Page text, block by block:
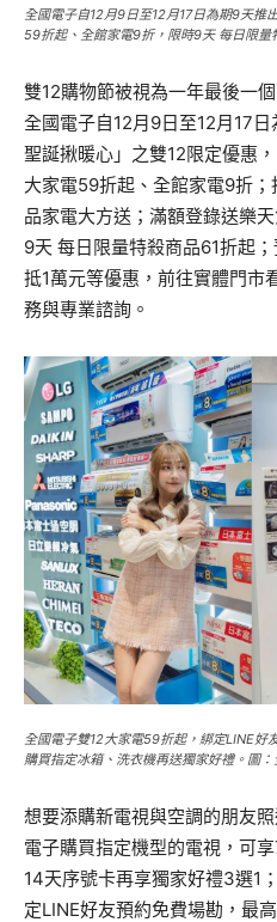
全國電子自12月9日至12月17日為期9天推
59折起、全館家電9折，限時9天 每日限量
雙12購物節被視為一年最後一
全國電子自12月9日至12月17
聖誕揪暖心」之雙12限定優惠
大家電59折起、全館家電9折
品家電大方送；滿額登錄送樂
9天 每日限量特殺商品61折起
抵1萬元等優惠，前往實體門市
務與專業諮詢。
全國電子雙12大家電59折起，綁定LINE好
購買指定冰箱、洗衣機再送獨家好禮。圖
想要添購新電視與空調的朋友
電子購買指定機型的電視，可
14天序號卡再享獨家好禮3選1
定LINE好友預約免費場勘，最